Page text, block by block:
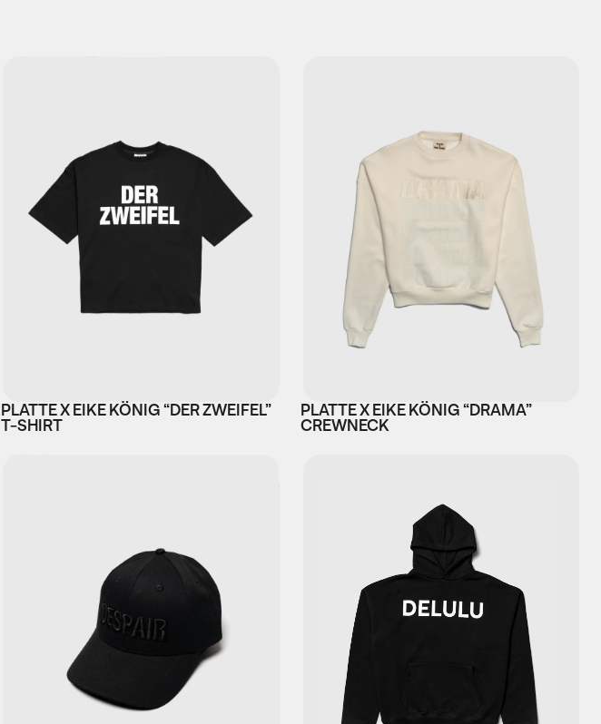
PLATTE X EIKE KÖNIG “DER ZWEIFEL”
T-SHIRT
PLATTE X EIKE KÖNIG “DRAMA”
CREWNECK